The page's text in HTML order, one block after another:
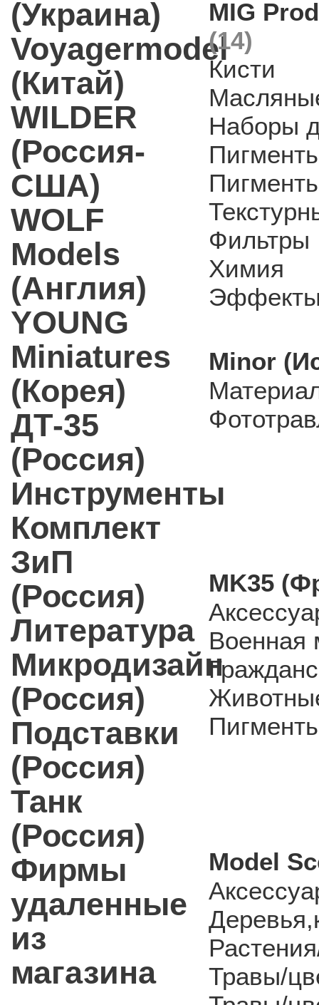
(Украина)
Voyagermodel
(Китай)
WILDER
(Россия-
США)
WOLF
Models
(Англия)
YOUNG
Miniatures
(Корея)
ДТ-35
(Россия)
Инструменты
Комплект
ЗиП
(Россия)
Литература
Микродизайн
(Россия)
Подставки
(Россия)
Танк
(Россия)
Фирмы
удаленные
из
магазина
MIG
(14)
Кисти
Наборы
Фильтры
Химия
Minor
MK35
Военная
Model
Травы/